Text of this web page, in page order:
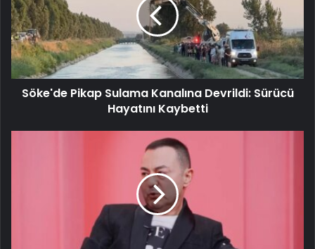
Söke'de Pikap Sulama Kanalına Devrildi: Sürücü
Hayatını Kaybetti